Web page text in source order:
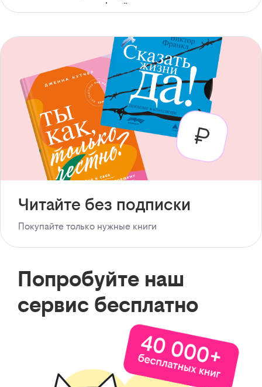
с доступом офлайн
Читайте без подписки
Покупайте только нужные книги
Попробуйте наш
сервис бесплатно